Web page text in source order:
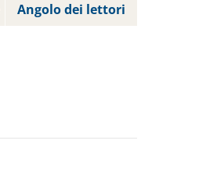
Angolo dei lettori